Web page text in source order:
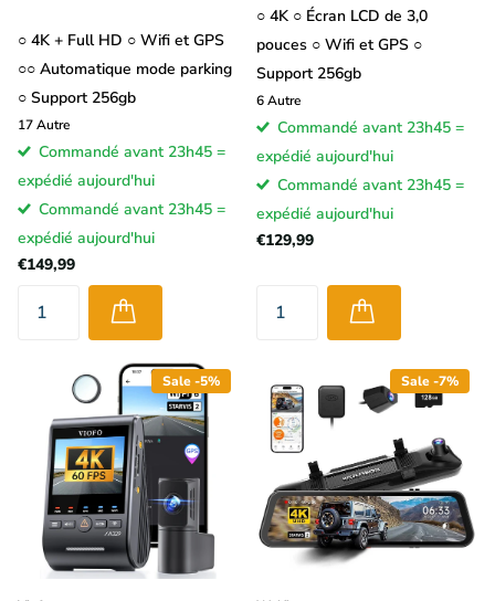
○ 4K + Full HD ○ Wifi et GPS
○○ Automatique mode parking
○ Support 256gb
17Autre
Commandé avant 23h45 =
expédié aujourd'hui
Commandé avant 23h45 =
expédié aujourd'hui
€149,99
○ 4K ○ Écran LCD de 3,0
pouces ○ Wifi et GPS ○
Support 256gb
6Autre
Commandé avant 23h45 =
expédié aujourd'hui
Commandé avant 23h45 =
expédié aujourd'hui
€129,99
Sale -5% Sale -7%